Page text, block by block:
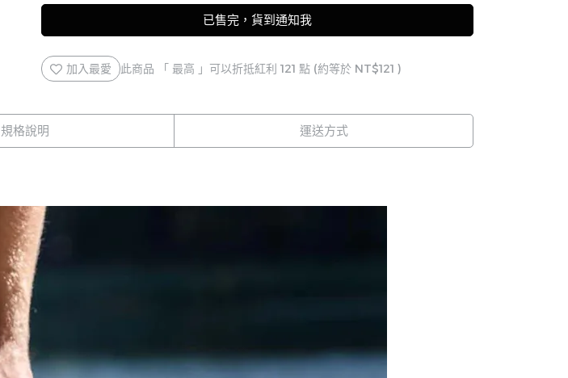
已售完，貨到通知我
加入最愛 此商品 「 最高 」可以折抵紅利 121 點 (約等於 NT$121 )
規格說明 運送方式